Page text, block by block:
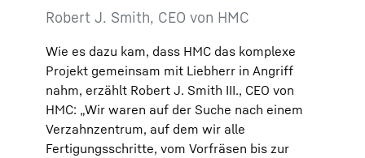
Robert J. Smith, CEO von HMC
Wie es dazu kam, dass HMC das komplexe
Projekt gemeinsam mit Liebherr in Angriff
nahm, erzählt Robert J. Smith III., CEO von
HMC: „Wir waren auf der Suche nach einem
Verzahnzentrum, auf dem wir alle
Fertigungsschritte, vom Vorfräsen bis zur